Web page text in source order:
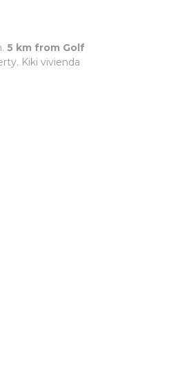
5 km from Golf
Kiki vivienda